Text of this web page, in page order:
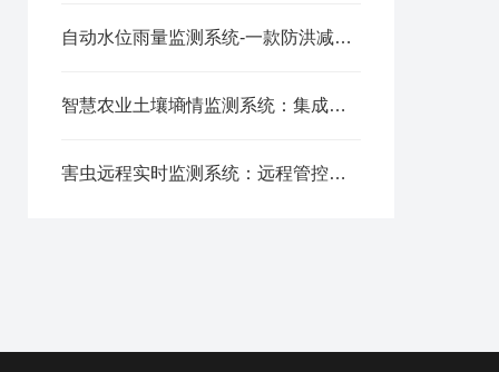
自动水位雨量监测系统-一款防洪减灾的实时在线水位监测站2024全+境+派+送
智慧农业土壤墒情监测系统：集成多维监测，赋能智慧灌溉
害虫远程实时监测系统：远程管控，打破时空限制